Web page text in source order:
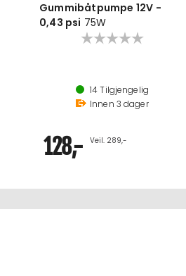
Gummibåtpumpe 12V -
0,43 psi 75W
14Tilgjengelig
Innen 3 dager
128,- Veil. 289,-